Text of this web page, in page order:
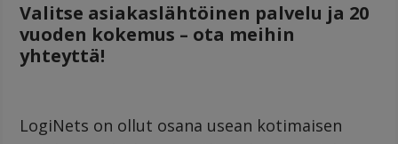
Valitse asiakaslähtöinen palvelu ja 20
vuoden kokemus – ota meihin
yhteyttä!
LogiNets on ollut osana usean kotimaisen